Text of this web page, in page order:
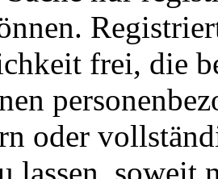
frei, die
oder
lassen, soweit